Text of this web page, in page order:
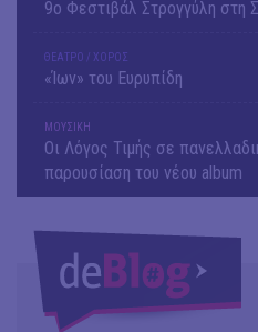
9o Φεστιβάλ Στρογγύλη στη
ΘΕΑΤΡΟ / ΧΟΡΟΣ
«Ίων» του Ευρυπίδη
ΜΟΥΣΙΚΗ
Οι Λόγος Τιμής σε
παρουσίαση του νέου album